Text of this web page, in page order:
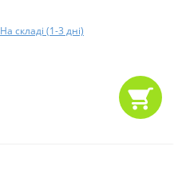
На складі (1-3 дні)